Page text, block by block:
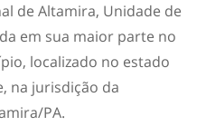
de Altamira, Unidade de
em sua maior parte no
localizado no estado
na jurisdição da
PA.